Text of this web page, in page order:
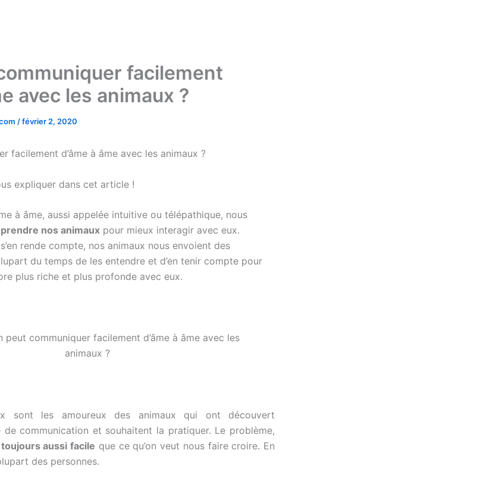
facilement
avec les animaux ?
/février 2, 2020
facilement d’âme à âme avec les animaux ?
expliquer dans cet article !
à âme, aussi appelée intuitive ou télépathique, nous
nos animaux pour mieux interagir avec eux.
rende compte, nos animaux nous envoient des
du temps de les entendre et d’en tenir compte pour
plus riche et plus profonde avec eux.
sont les amoureux des animaux qui ont découvert
de communication et souhaitent la pratiquer. Le problème,
aussi facile que ce qu’on veut nous faire croire. En
des personnes.